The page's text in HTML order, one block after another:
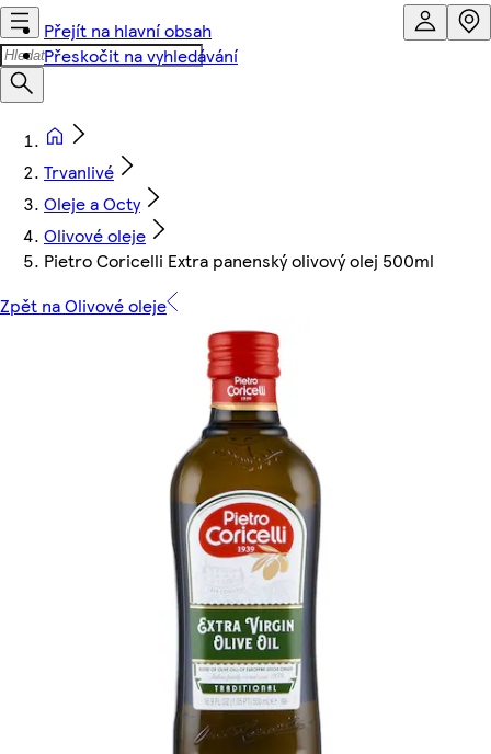
Přejít na hlavní obsah
Přeskočit na vyhledávání
Trvanlivé
Oleje a Octy
Olivové oleje
Pietro Coricelli Extra panenský olivový olej 500ml
Zpět na Olivové oleje